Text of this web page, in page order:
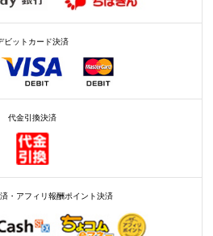
ビットカード決済
代金引換決済
・アフィリ報酬ポイント決済